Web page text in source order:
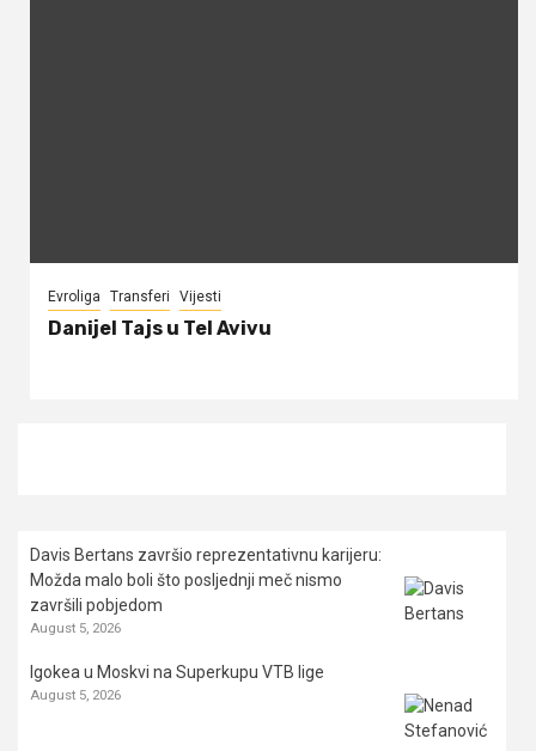
Evroliga Transferi Vijesti
Danijel Tajs u Tel Avivu
Davis Bertans završio reprezentativnu karijeru:
Možda malo boli što posljednji meč nismo
završili pobjedom
August 5, 2026
Igokea u Moskvi na Superkupu VTB lige
August 5, 2026